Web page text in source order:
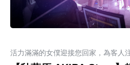
活力滿滿的女僕迎接您回家，為客人